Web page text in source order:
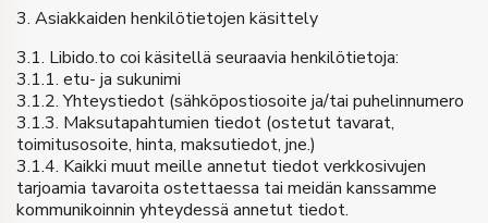
3. Asiakkaiden henkilötietojen käsittely
3.1. Libido.to coi käsitellä seuraavia henkilötietoja:
3.1.1. etu- ja sukunimi
3.1.2. Yhteystiedot (sähköpostiosoite ja/tai puhelinnumero
3.1.3. Maksutapahtumien tiedot (ostetut tavarat,
toimitusosoite, hinta, maksutiedot, jne.)
3.1.4. Kaikki muut meille annetut tiedot verkkosivujen
tarjoamia tavaroita ostettaessa tai meidän kanssamme
kommunikoinnin yhteydessä annetut tiedot.